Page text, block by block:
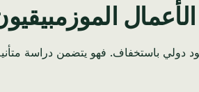
دولي باستخفاف. فهو يتضمن دراسة